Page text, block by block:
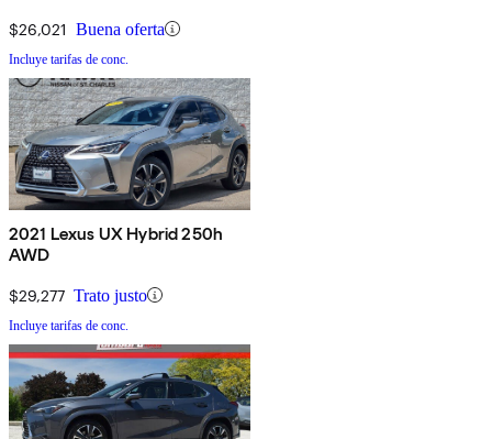
$26,021 Buena oferta
Incluye tarifas de conc.
2021 Lexus UX Hybrid 250h
AWD
$29,277 Trato justo
Incluye tarifas de conc.